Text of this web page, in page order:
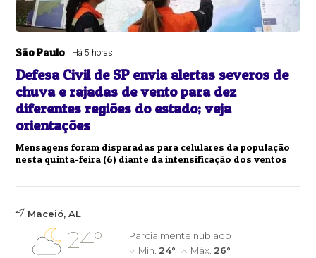
São Paulo Há 5 horas
Defesa Civil de SP envia alertas severos de
chuva e rajadas de vento para dez
diferentes regiões do estado; veja
orientações
Mensagens foram disparadas para celulares da população
nesta quinta-feira (6) diante da intensificação dos ventos
Maceió, AL
24°
Parcialmente nublado
Mín. 24° Máx. 26°